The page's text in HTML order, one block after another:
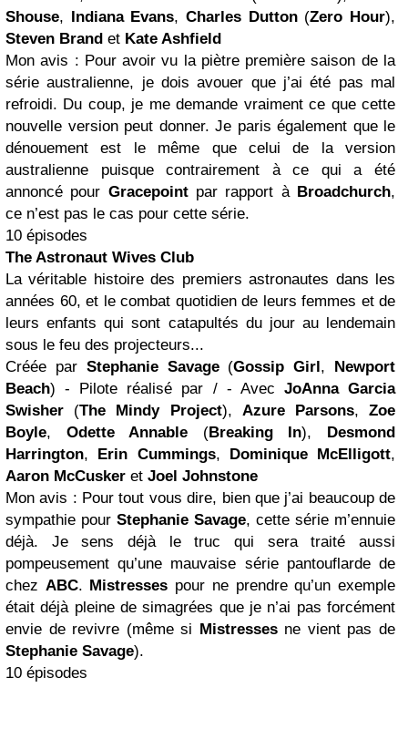
Shouse, Indiana Evans,Charles Dutton(Zero Hour),
Steven Brand et Kate Ashfield
Mon avis : Pour avoir vu la piètre première saison de la
série australienne, je dois avouer que j’ai été pas mal
refroidi. Du coup, je me demande vraiment ce que cette
nouvelle version peut donner. Je paris également que le
dénouement est le même que celui de la version
australienne puisque contrairement à ce qui a été
annoncé pour Gracepointpar rapport à Broadchurch,
ce n’est pas le cas pour cette série.
10 épisodes
The Astronaut Wives Club
La véritable histoire des premiers astronautes dans les
années 60, et le combat quotidien de leurs femmes et de
leurs enfants qui sont catapultés du jour au lendemain
sous le feu des projecteurs...
Créée par Stephanie Savage(Gossip Girl ,
Newport
Beach) - Pilote réalisé par / - Avec JoAnna Garcia
Swisher (The Mindy Project), Azure Parsons,Zoe
Boyle, Odette Annable (Breaking In),
Desmond
Harrington, Erin Cummings, Dominique McElligott,
Aaron McCusker et Joel Johnstone
Mon avis : Pour tout vous dire, bien que j’ai beaucoup de
sympathie pour Stephanie Savage, cette série m’ennuie
déjà. Je sens déjà le truc qui sera traité aussi
pompeusement qu’une mauvaise série pantouflarde de
chez ABC. Mistresses pour ne prendre qu’un exemple
était déjà pleine de simagrées que je n’ai pas forcément
envie de revivre (même si
Mistressesne vient pas de
Stephanie Savage).
10 épisodes